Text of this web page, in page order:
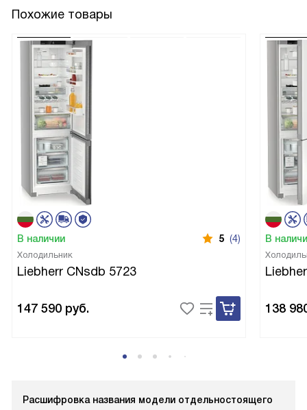
Похожие товары
В наличии 5 (4)
Холодильник
Liebherr CNsdb 5723
147 590 руб.
В
138
Расшифровка названия модели отдельностоящего